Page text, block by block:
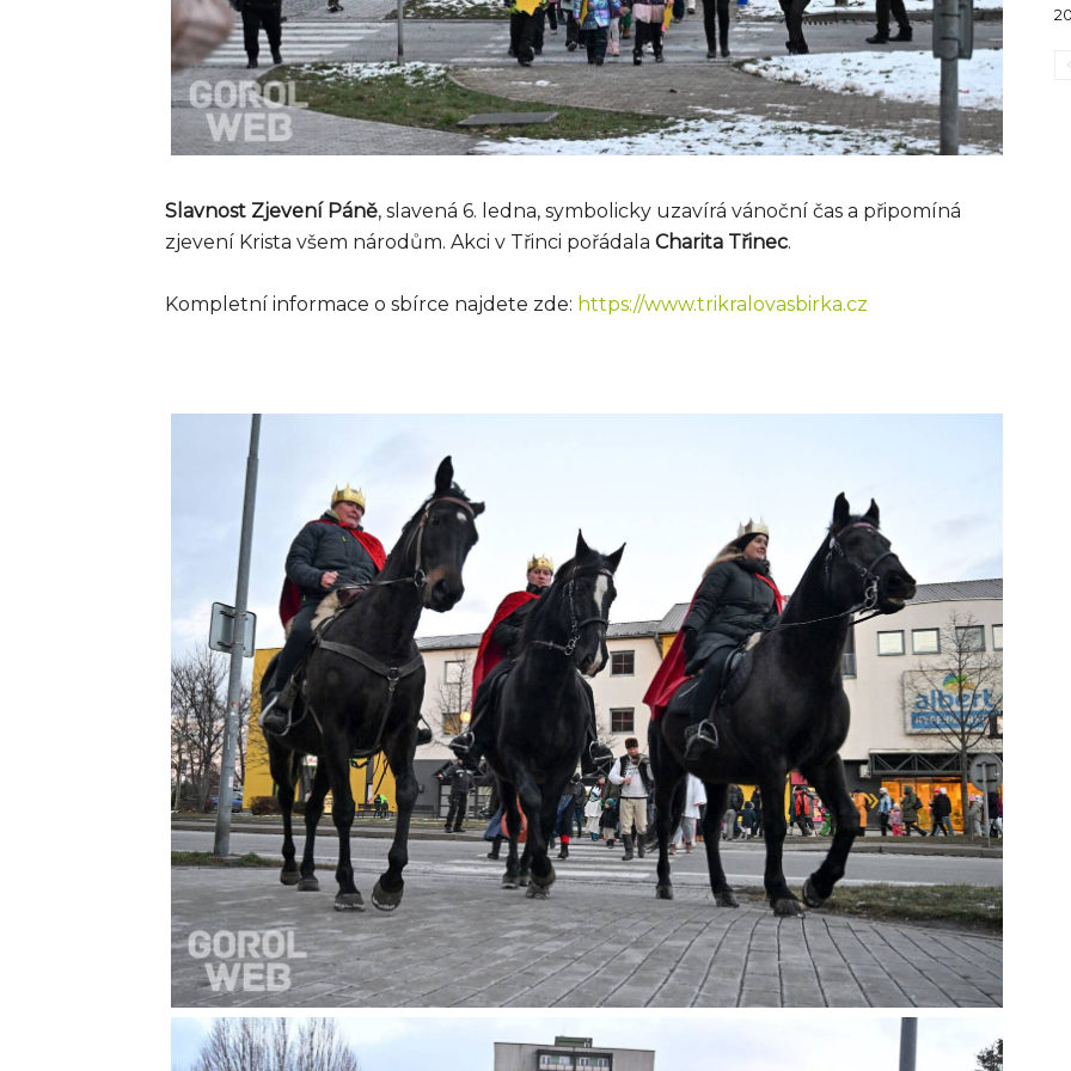
Slavnost Zjevení Páně, slavená 6. ledna, symbolicky uzavírá vánoční čas a připomíná
zjevení Krista všem národům. Akci v Třinci pořádala Charita Třinec.
Kompletní informace o sbírce najdete zde: https://www.trikralovasbirka.cz